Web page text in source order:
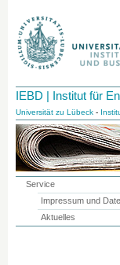
IEBD | Institut für
Universität zu Lübeck -
Service
Impressum und
Aktuelles